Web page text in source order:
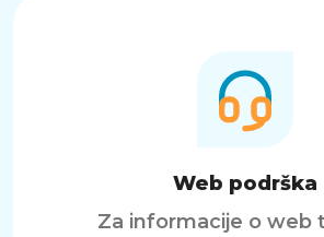
Web podrška
Za informacije o web